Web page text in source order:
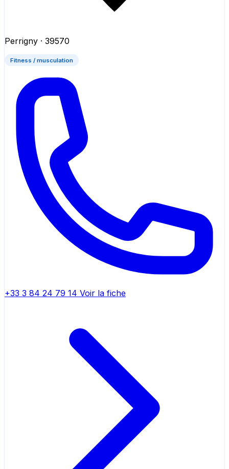
Perrigny · 39570
Fitness / musculation
+33 3 84 24 79 14 Voir la fiche